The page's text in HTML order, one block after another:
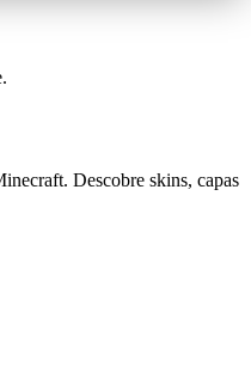
Descobre skins, capas